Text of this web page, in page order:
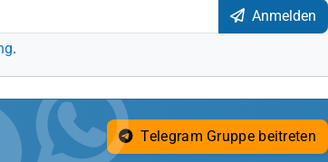
Anmelden
.
Telegram Gruppe beitreten